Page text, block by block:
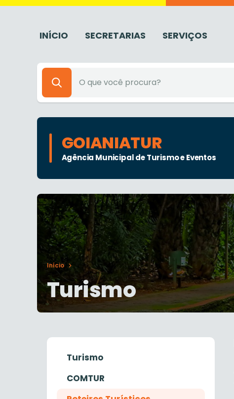
INÍCIO SECRETARIAS SERVIÇOS
GOIANIATUR
Agência Municipal de Turismo e Eventos
Início
Turismo
Turismo
COMTUR